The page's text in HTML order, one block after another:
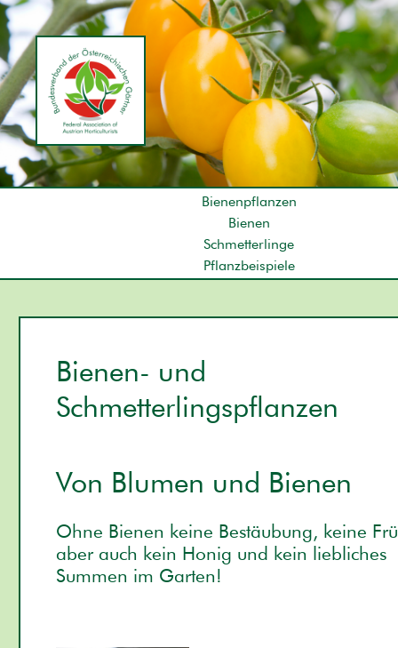
Bienenpflanzen
Bienen
Schmetterlinge
Pflanzbeispiele
Bienen- und
Schmetterlingspflanzen
Von Blumen und Bienen
Ohne Bienen keine Bestäubung, keine
aber auch kein Honig und kein liebliches
Summen im Garten!